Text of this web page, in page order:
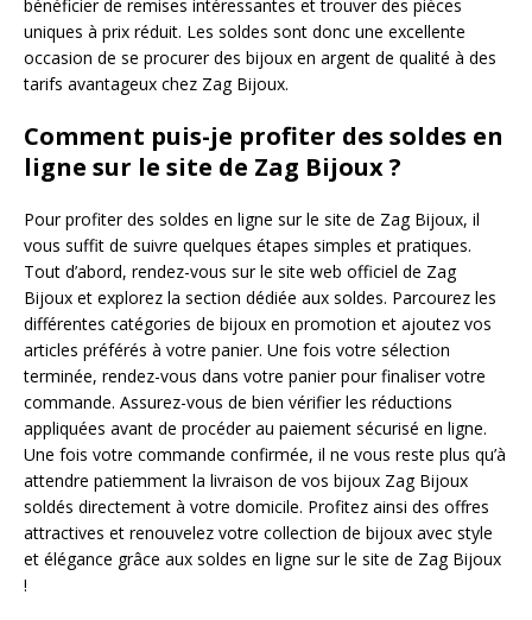
bénéficier de remises intéressantes et trouver des pièces
uniques à prix réduit. Les soldes sont donc une excellente
occasion de se procurer des bijoux en argent de qualité à des
tarifs avantageux chez Zag Bijoux.
Comment puis-je profiter des soldes en
ligne sur le site de Zag Bijoux ?
Pour profiter des soldes en ligne sur le site de Zag Bijoux, il
vous suffit de suivre quelques étapes simples et pratiques.
Tout d’abord, rendez-vous sur le site web officiel de Zag
Bijoux et explorez la section dédiée aux soldes. Parcourez les
différentes catégories de bijoux en promotion et ajoutez vos
articles préférés à votre panier. Une fois votre sélection
terminée, rendez-vous dans votre panier pour finaliser votre
commande. Assurez-vous de bien vérifier les réductions
appliquées avant de procéder au paiement sécurisé en ligne.
Une fois votre commande confirmée, il ne vous reste plus qu’à
attendre patiemment la livraison de vos bijoux Zag Bijoux
soldés directement à votre domicile. Profitez ainsi des offres
attractives et renouvelez votre collection de bijoux avec style
et élégance grâce aux soldes en ligne sur le site de Zag Bijoux
!